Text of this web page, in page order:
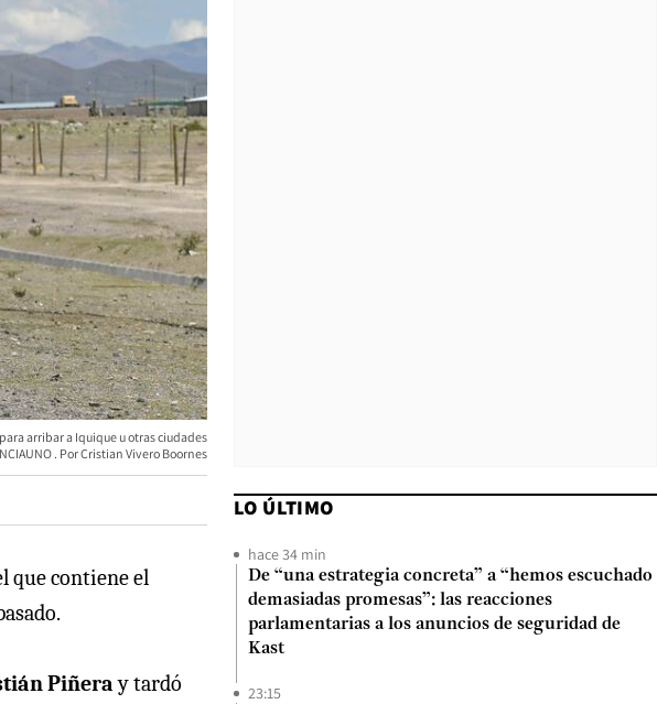
arribar a Iquique u otras ciudades
Cristian Vivero Boornes
que contiene el
Piñeray tardó
LO ÚLTIMO
hace 34 min
De “una estrategia concreta” a “hemos escuchado
demasiadas promesas”: las reacciones
parlamentarias a los anuncios de seguridad de
Kast
23:15